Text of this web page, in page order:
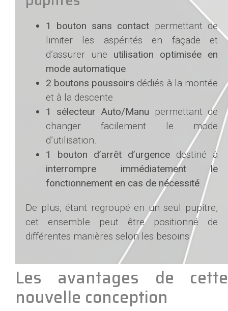
1 bouton sans contact permettant de
limiter les aspérités en façade et
d’assurer une utilisation optimisée en
mode automatique.
2 boutons poussoirs dédiés à la montée
et à la descente
1 sélecteur Auto/Manu permettant de
changer facilement le mode
d’utilisation.
1 bouton d’arrêt d’urgence destiné à
interrompre immédiatement le
fonctionnement en cas de nécessité.
De plus, étant regroupé en un seul pupitre,
cet ensemble peut être positionné de
différentes manières selon les besoins
Les avantages de cette
nouvelle conception